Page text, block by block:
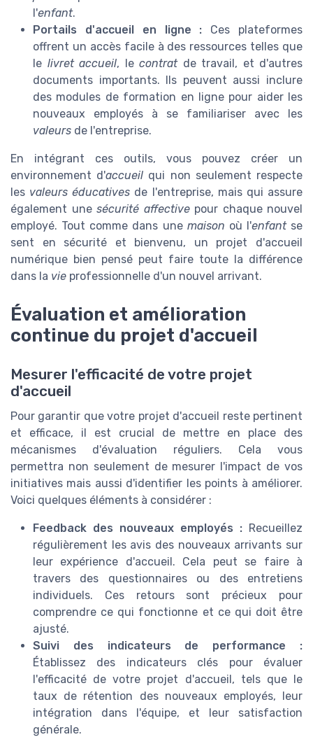
l'enfant.
Portails d'accueil en ligne : Ces plateformes
offrent un accès facile à des ressources telles que
le livret accueil, le contratde travail, et d'autres
documents importants. Ils peuvent aussi inclure
des modules de formation en ligne pour aider les
nouveaux employés à se familiariser avec les
valeurs de l'entreprise.
En intégrant ces outils, vous pouvez créer un
environnement d'accueil qui non seulement respecte
les valeurs éducatives de l'entreprise, mais qui assure
également une sécurité affectivepour chaque nouvel
employé. Tout comme dans une maison où l'enfantse
sent en sécurité et bienvenu, un projet d'accueil
numérique bien pensé peut faire toute la différence
dans la vie professionnelle d'un nouvel arrivant.
Évaluation et amélioration
continue du projet d'accueil
Mesurer l'efficacité de votre projet
d'accueil
Pour garantir que votre projet d'accueil reste pertinent
et efficace, il est crucial de mettre en place des
mécanismes d'évaluation réguliers. Cela vous
permettra non seulement de mesurer l'impact de vos
initiatives mais aussi d'identifier les points à améliorer.
Voici quelques éléments à considérer :
Feedback des nouveaux employés : Recueillez
régulièrement les avis des nouveaux arrivants sur
leur expérience d'accueil. Cela peut se faire à
travers des questionnaires ou des entretiens
individuels. Ces retours sont précieux pour
comprendre ce qui fonctionne et ce qui doit être
ajusté.
Suivi des indicateurs de performance :
Établissez des indicateurs clés pour évaluer
l'efficacité de votre projet d'accueil, tels que le
taux de rétention des nouveaux employés, leur
intégration dans l'équipe, et leur satisfaction
générale.